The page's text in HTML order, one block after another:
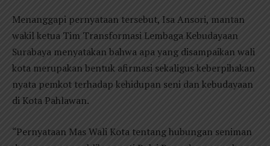
Menanggapi pernyataan tersebut, Isa Ansori, mantan
wakil ketua Tim Transformasi Lembaga Kebudayaan
Surabaya menyatakan bahwa apa yang disampaikan wali
kota merupakan bentuk afirmasi sekaligus keberpihakan
nyata pemkot terhadap kehidupan seni dan kebudayaan
di Kota Pahlawan.
“Pernyataan Mas Wali Kota tentang hubungan seniman